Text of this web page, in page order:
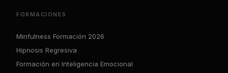
FORMACIONES
Minfulness Formación 2026
Hipnosis Regresiva
Formación en Inteligencia Emocional